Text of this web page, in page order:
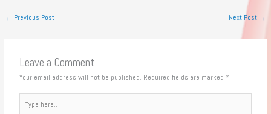
← Previous Post Next Post →
Leave a Comment
Your email address will not be published. Required fields are marked *
here..